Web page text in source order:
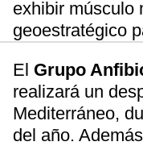
exhibir músculo
geoestratégico
El Grupo
realizará un
Mediterráneo,
del año.